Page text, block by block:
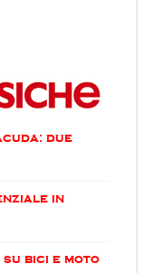
due
in
bici e moto